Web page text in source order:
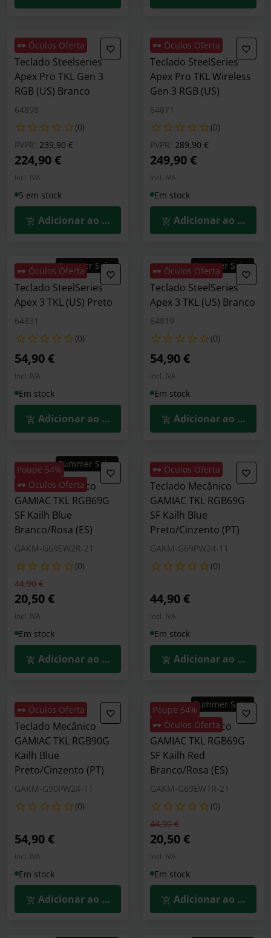
🕶️ Óculos Oferta
Teclado Steelseries
Apex Pro TKL Gen 3
RGB (US) Branco
64898
(0)
PVPR: Preço reduzido de
239,90 €para
224,90 €
Incl. IVA
5 em stock
Adicionar ao Carrinho
🕶️ Óculos Oferta
Teclado SteelSeries
Apex Pro TKL Wireless
Gen 3 RGB (US)
64871
(0)
PVPR: Preço reduzido de
289,90 €para
249,90 €
Incl. IVA
Em stock
Adicionar ao
🕶️ Óculos OfertaSummer Sales
Teclado SteelSeries
Apex 3 TKL (US) Preto
64831
(0)
54,90 €
Incl. IVA
Em stock
Adicionar ao Carrinho
🕶️ Óculos OfertaSummer Sales
Teclado SteelSeries
Apex 3 TKL (US) Branco
64819
(0)
54,90 €
Incl. IVA
Em stock
Adicionar ao
Poupe 54%
🕶️ Óculos Oferta
Summer Sales
Teclado Mecânico
GAMIAC TKL RGB69G
SF Kailh Blue
Branco/Rosa (ES)
GAKM-G69EW2R-21
(0)
Preço reduzido de
44,90 €para
20,50 €
Incl. IVA
Em stock
Adicionar ao Carrinho
🕶️ Óculos Oferta
Teclado Mecânico
GAMIAC TKL RGB69G
SF Kailh Blue
Preto/Cinzento (PT)
GAKM-G69PW24-11
(0)
44,90 €
Incl. IVA
Em stock
Adicionar ao
🕶️ Óculos Oferta
Teclado Mecânico
GAMIAC TKL RGB90G
Kailh Blue
Preto/Cinzento (PT)
GAKM-G90PW24-11
(0)
54,90 €
Incl. IVA
Em stock
Adicionar ao Carrinho
Poupe 54%
🕶️ Óculos Oferta
Summer Sales
Teclado Mecânico
GAMIAC TKL RGB69G
SF Kailh Red
Branco/Rosa (ES)
GAKM-G69EW1R-21
(0)
Preço reduzido de
44,90 €para
20,50 €
Incl. IVA
Em stock
Adicionar ao